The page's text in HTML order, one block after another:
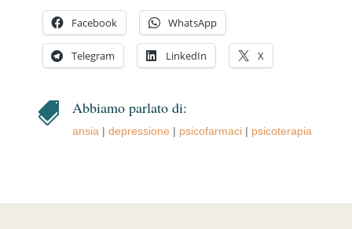
Facebook WhatsApp
Telegram LinkedIn X
 Abbiamo parlato di:
ansia | depressione | psicofarmaci| psicoterapia